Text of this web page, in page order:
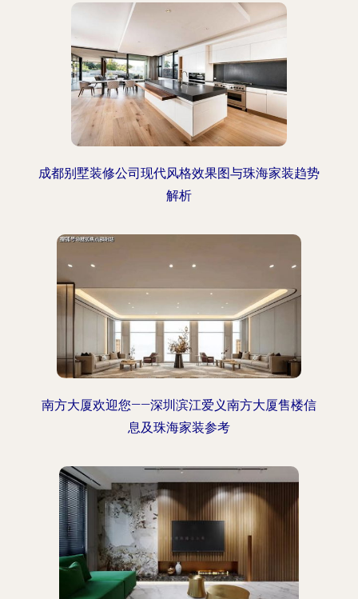
成都别墅装修公司现代风格效果图与珠海家装趋势
解析
南方大厦欢迎您——深圳滨江爱义南方大厦售楼信
息及珠海家装参考